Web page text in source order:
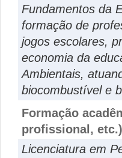
Fundamentos da
formação de
jogos escolares,
economia da
Ambientais,
biocombustível e
Formação
profissional, etc.)
Licenciatura em